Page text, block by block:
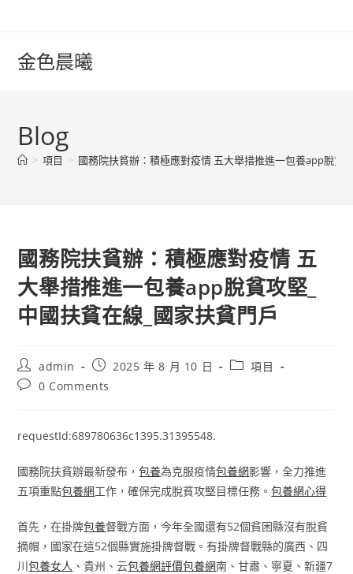
content金色晨曦
Blog
> 項目 > 國務院扶貧辦：積極應對疫情 五大舉措推進一包養app脫貧
國務院扶貧辦：積極應對疫情 五
大舉措推進一包養app脫貧攻堅_
中國扶貧在線_國家扶貧門戶
Post
author:
admin
Post
published:
2025 年 8 月 10 日
Post項目
Post0 Comments
requestId:689780636c1395.31395548.
國務院扶貧辦最新發布，包養為克服疫情包養網影響，全力推進
五項重點包養網工作，確保完成脫貧攻堅目標任務。包養網心得
首先，在掛牌包養督戰方面，今年全國還有52個貧困縣沒有脫貧
摘帽，國家在這52個縣實施掛牌督戰。有掛牌督戰縣的廣西、四
川包養女人 、貴州、云包養網評價包養網南、甘肅、寧夏、新疆7